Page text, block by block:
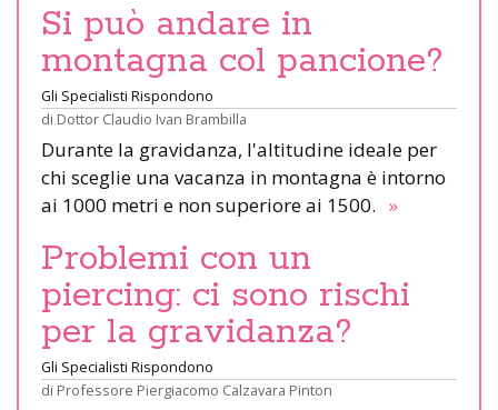
Si può andare in
montagna col pancione?
Gli Specialisti Rispondono
di Dottor Claudio Ivan Brambilla
Durante la gravidanza, l'altitudine ideale per
chi sceglie una vacanza in montagna è intorno
ai 1000 metri e non superiore ai 1500. »
Problemi con un
piercing: ci sono rischi
per la gravidanza?
Gli Specialisti Rispondono
di Professore Piergiacomo Calzavara Pinton